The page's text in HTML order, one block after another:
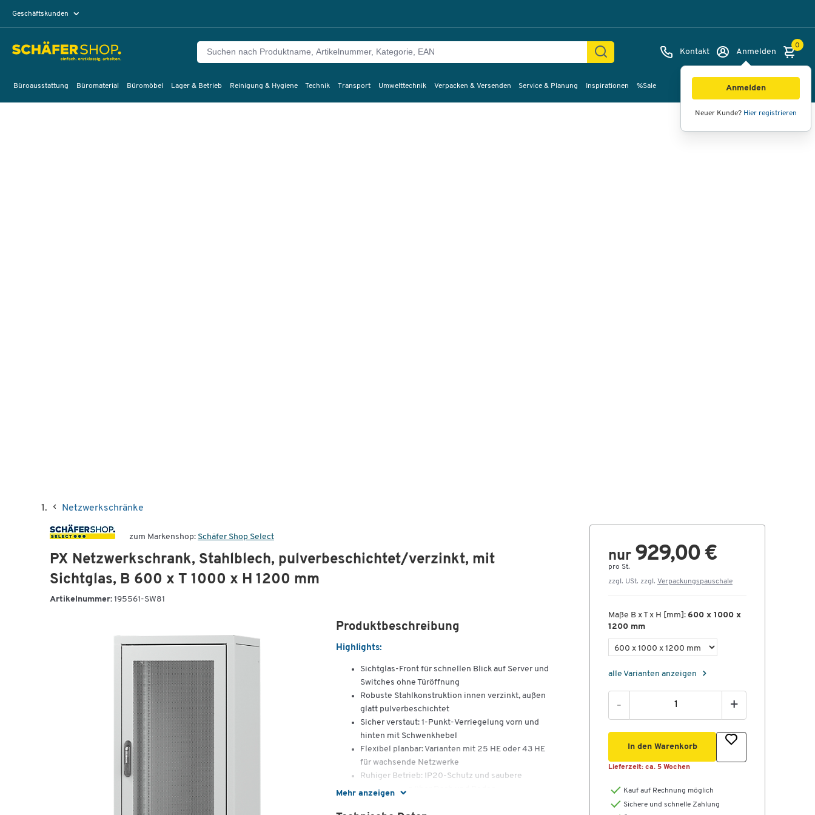
Geschäftskunden
Kontakt Anmelden
Anmelden
Neuer Kunde? Hier registrieren
0
Büroausstattung Büromaterial Büromöbel Lager & Betrieb Reinigung & Hygiene Technik Transport Umwelttechnik Verpacken & Versenden Service & Planung Inspirationen %Sale
Netzwerkschränke
zum Markenshop: Schäfer Shop Select
PX Netzwerkschrank, Stahlblech, pulverbeschichtet/verzinkt, mit
Sichtglas, B 600 x T 1000 x H 1200 mm
Artikelnummer: 195561-SW81
Mehr anzeigen
Produktbeschreibung
Highlights:
Sichtglas-Front für schnellen Blick auf Server und
Switches ohne Türöffnung
Robuste Stahlkonstruktion innen verzinkt, außen
glatt pulverbeschichtet
Sicher verstaut: 1-Punkt-Verriegelung vorn und
hinten mit Schwenkhebel
Flexibel planbar: Varianten mit 25 HE oder 43 HE
für wachsende Netzwerke
Ruhiger Betrieb: IP20-Schutz und saubere
Kabelführung über Dach und Boden
Der Schäfer Shop Select Netzwerkschrank PX schafft
nur 929,00 €
pro St.
zzgl. USt. zzgl. Verpackungspauschale
Maße B x T x H [mm]: 600 x 1000 x
1200 mm
alle Varianten anzeigen
- +
In den Warenkorb
Lieferzeit: ca. 5 Wochen
Kauf auf Rechnung möglich
Sichere und schnelle Zahlung
Bilder Videos 360°-Ansicht